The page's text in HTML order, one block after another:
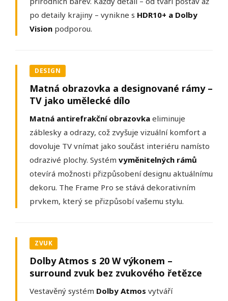
po detaily krajiny – vynikne s HDR10+ a Dolby
Vision podporou.
DESIGN
Matná obrazovka a designované rámy –
TV jako umělecké dílo
Matná antirefrakční obrazovka eliminuje
záblesky a odrazy, což zvyšuje vizuální komfort a
dovoluje TV vnímat jako součást interiéru namísto
odrazivé plochy. Systém vyměnitelných rámů
otevírá možnosti přizpůsobení designu aktuálnímu
dekoru. The Frame Pro se stává dekorativním
prvkem, který se přizpůsobí vašemu stylu.
ZVUK
Dolby Atmos s 20 W výkonem –
surround zvuk bez zvukového řetězce
Vestavěný systém Dolby Atmos vytváří